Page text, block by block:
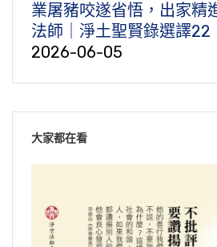
業屠豬咬遂省悟，出家精
法師｜淨土聖賢錄選譯22
2026-06-05
大家都在看